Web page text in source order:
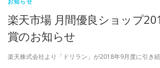
楽天市場 月間優良ショップ
賞のお知らせ
楽天株式会社より「ドリラン」が2018年9月度に引き